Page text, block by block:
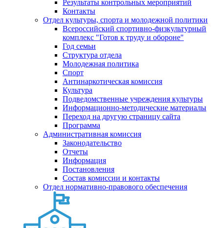
Результаты контрольных мероприятий
Контакты
Отдел культуры, спорта и молодежной политики
Всероссийский спортивно-физкультурный
комплекс "Готов к труду и обороне"
Год семьи
Структура отдела
Молодежная политика
Спорт
Антинаркотическая комиссия
Культура
Подведомственные учреждения культуры
Информационно-методические материалы
Переход на другую страницу сайта
Программа
Административная комиссия
Законодательство
Отчеты
Информация
Постановления
Состав комиссии и контакты
Отдел нормативно-правового обеспечения